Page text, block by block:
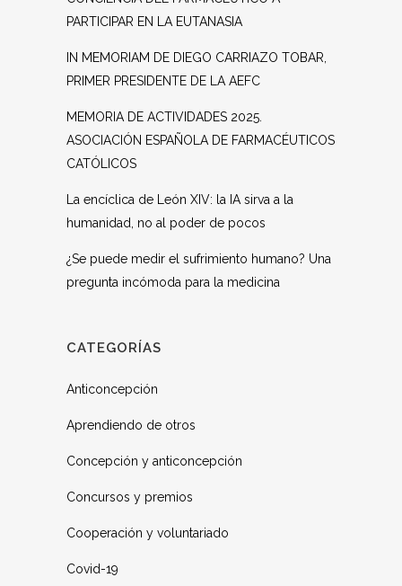
PARTICIPAR EN LA EUTANASIA
IN MEMORIAM DE DIEGO CARRIAZO TOBAR,
PRIMER PRESIDENTE DE LA AEFC
MEMORIA DE ACTIVIDADES 2025.
ASOCIACIÓN ESPAÑOLA DE FARMACÉUTICOS
CATÓLICOS
La encíclica de León XIV: la IA sirva a la
humanidad, no al poder de pocos
¿Se puede medir el sufrimiento humano? Una
pregunta incómoda para la medicina
CATEGORÍAS
Anticoncepción
Aprendiendo de otros
Concepción y anticoncepción
Concursos y premios
Cooperación y voluntariado
Covid-19